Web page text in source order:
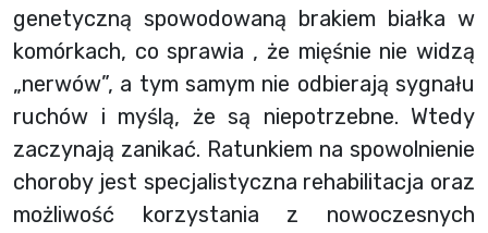
genetyczną spowodowaną brakiem białka w
komórkach, co sprawia , że mięśnie nie widzą
„nerwów”, a tym samym nie odbierają sygnału
ruchów i myślą, że są niepotrzebne. Wtedy
zaczynają zanikać. Ratunkiem na spowolnienie
choroby jest specjalistyczna rehabilitacja oraz
możliwość korzystania z nowoczesnych